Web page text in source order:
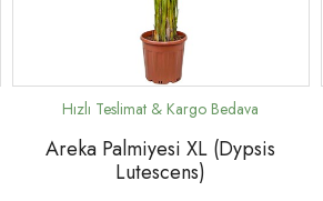
Areka Palmiyesi XL (Dypsis
Lutescens)